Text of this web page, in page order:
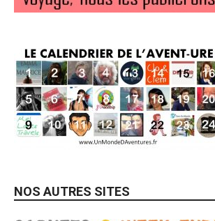
NOS AUTRES SITES